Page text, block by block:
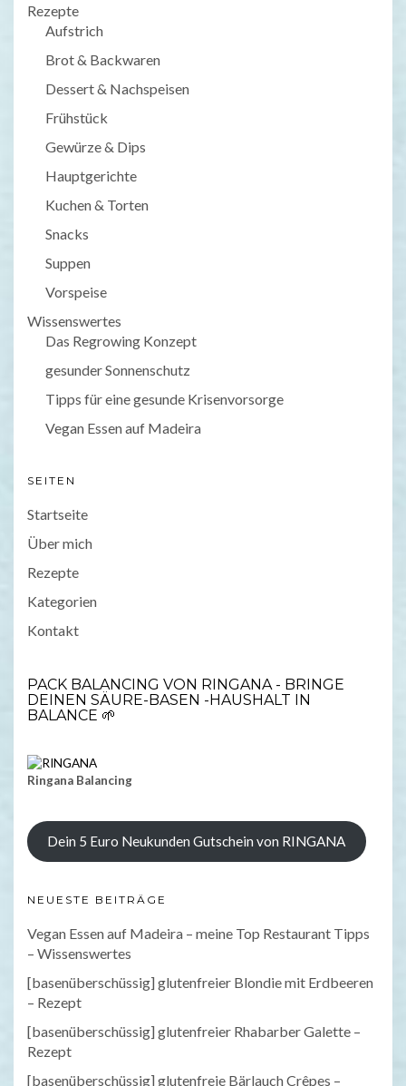
Rezepte
Aufstrich
Brot & Backwaren
Dessert & Nachspeisen
Frühstück
Gewürze & Dips
Hauptgerichte
Kuchen & Torten
Snacks
Suppen
Vorspeise
Wissenswertes
Das Regrowing Konzept
gesunder Sonnenschutz
Tipps für eine gesunde Krisenvorsorge
Vegan Essen auf Madeira
SEITEN
Startseite
Über mich
Rezepte
Kategorien
Kontakt
PACK BALANCING VON RINGANA - BRINGE
DEINEN SÄURE-BASEN -HAUSHALT IN
BALANCE 🌱
Ringana Balancing
Dein 5 Euro Neukunden Gutschein von RINGANA
NEUESTE BEITRÄGE
Vegan Essen auf Madeira – meine Top Restaurant Tipps
– Wissenswertes
[basenüberschüssig] glutenfreier Blondie mit Erdbeeren
– Rezept
[basenüberschüssig] glutenfreier Rhabarber Galette –
Rezept
[basenüberschüssig] glutenfreie Bärlauch Crêpes –